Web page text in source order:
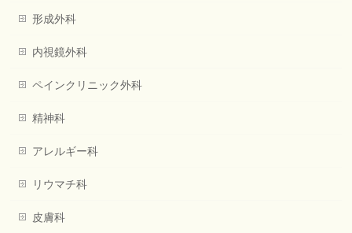
形成外科
内視鏡外科
ペインクリニック外科
精神科
アレルギー科
リウマチ科
皮膚科